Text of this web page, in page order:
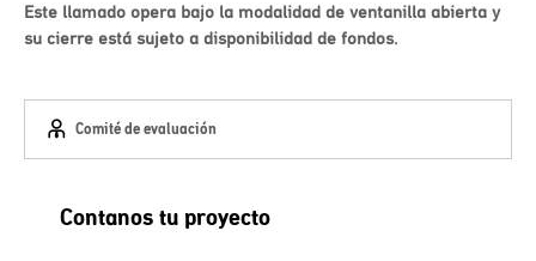
Este llamado opera bajo la modalidad de ventanilla abierta y
su cierre está sujeto a disponibilidad de fondos.
Comité de evaluación